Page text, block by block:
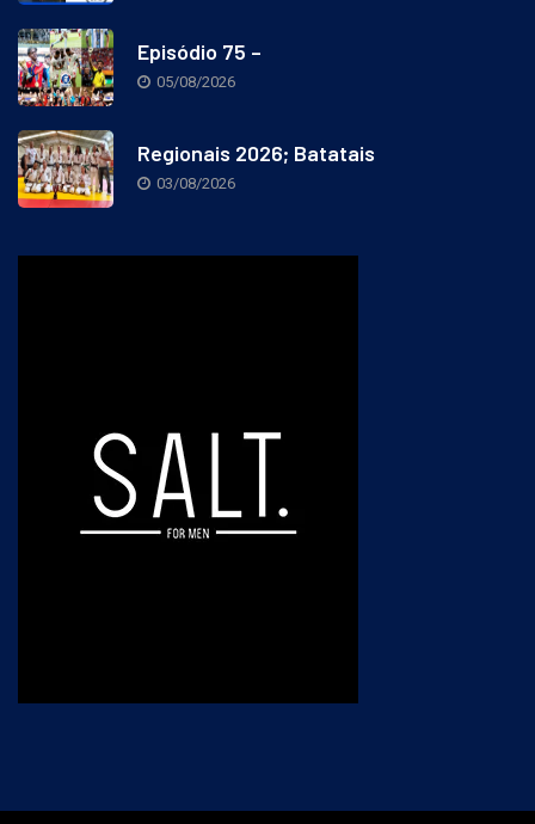
Episódio 75 –
05/08/2026
Regionais 2026; Batatais
03/08/2026